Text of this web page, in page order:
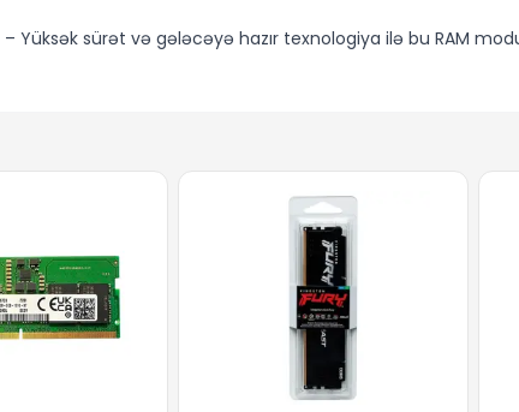
– Yüksək sürət və gələcəyə hazır texnologiya ilə bu RAM